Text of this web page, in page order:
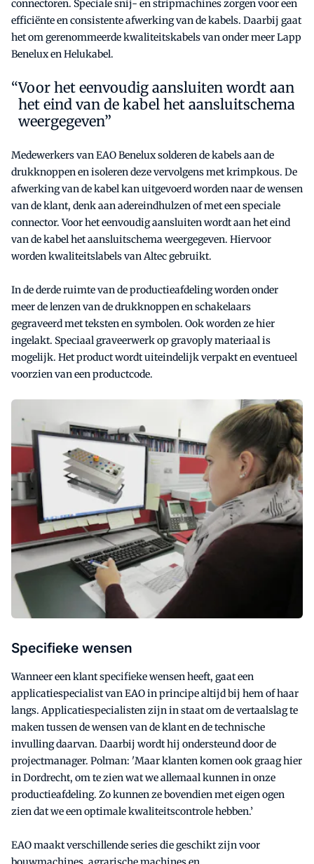
connectoren. Speciale snij- en stripmachines zorgen voor een
efficiënte en consistente afwerking van de kabels. Daarbij gaat
het om gerenommeerde kwaliteitskabels van onder meer Lapp
Benelux en Helukabel.
Voor het eenvoudig aansluiten wordt aan
het eind van de kabel het aansluitschema
weergegeven”
Medewerkers van EAO Benelux solderen de kabels aan de
drukknoppen en isoleren deze vervolgens met krimpkous. De
afwerking van de kabel kan uitgevoerd worden naar de wensen
van de klant, denk aan adereindhulzen of met een speciale
connector. Voor het eenvoudig aansluiten wordt aan het eind
van de kabel het aansluitschema weergegeven. Hiervoor
worden kwaliteitslabels van Altec gebruikt.
In de derde ruimte van de productieafdeling worden onder
meer de lenzen van de drukknoppen en schakelaars
gegraveerd met teksten en symbolen. Ook worden ze hier
ingelakt. Speciaal graveerwerk op gravoply materiaal is
mogelijk. Het product wordt uiteindelijk verpakt en eventueel
voorzien van een productcode.
Specifieke wensen
Wanneer een klant specifieke wensen heeft, gaat een
applicatiespecialist van EAO in principe altijd bij hem of haar
langs. Applicatiespecialisten zijn in staat om de vertaalslag te
maken tussen de wensen van de klant en de technische
invulling daarvan. Daarbij wordt hij ondersteund door de
projectmanager. Polman: 'Maar klanten komen ook graag hier
in Dordrecht, om te zien wat we allemaal kunnen in onze
productieafdeling. Zo kunnen ze bovendien met eigen ogen
zien dat we een optimale kwaliteitscontrole hebben.’
EAO maakt verschillende series die geschikt zijn voor